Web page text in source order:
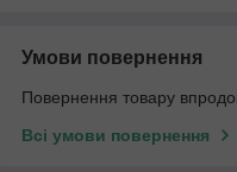
Умови повернення
Повернення товару
Всі умови повернення